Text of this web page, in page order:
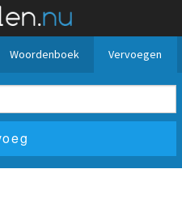
Woordenboek Vervoegen